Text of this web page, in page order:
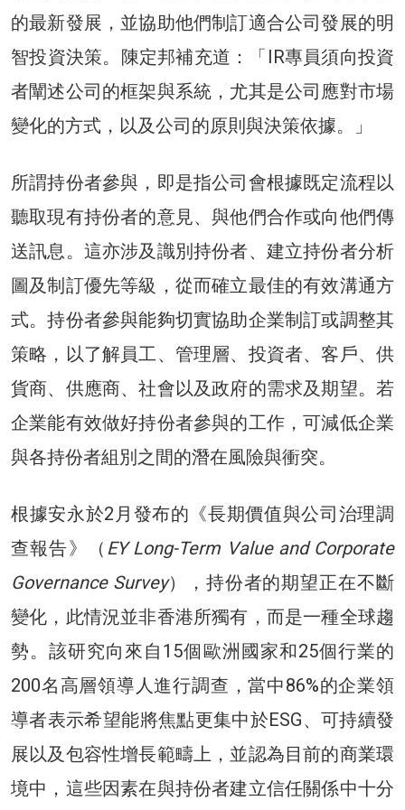
的最新發展，並協助他們制訂適合公司發展的明
智投資決策。陳定邦補充道：「IR專員須向投資
者闡述公司的框架與系統，尤其是公司應對市場
變化的方式，以及公司的原則與決策依據。」
所謂持份者參與，即是指公司會根據既定流程以
聽取現有持份者的意見、與他們合作或向他們傳
送訊息。這亦涉及識別持份者、建立持份者分析
圖及制訂優先等級，從而確立最佳的有效溝通方
式。持份者參與能夠切實協助企業制訂或調整其
策略，以了解員工、管理層、投資者、客戶、供
貨商、供應商、社會以及政府的需求及期望。若
企業能有效做好持份者參與的工作，可減低企業
與各持份者組別之間的潛在風險與衝突。
根據安永於2月發布的《長期價值與公司治理調
查報告》（ EY Long-Term Value and Corporate
Governance Survey），持份者的期望正在不斷
變化，此情況並非香港所獨有，而是一種全球趨
勢。該研究向來自15個歐洲國家和25個行業的
200名高層領導人進行調查，當中86%的企業領
導者表示希望能將焦點更集中於ESG、可持續發
展以及包容性增長範疇上，並認為目前的商業環
境中，這些因素在與持份者建立信任關係中十分